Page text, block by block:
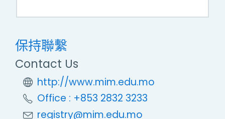
保持聯繫
Contact Us
http://www.mim.edu.mo
Office : +853 2832 3233
registry@mim.edu.mo